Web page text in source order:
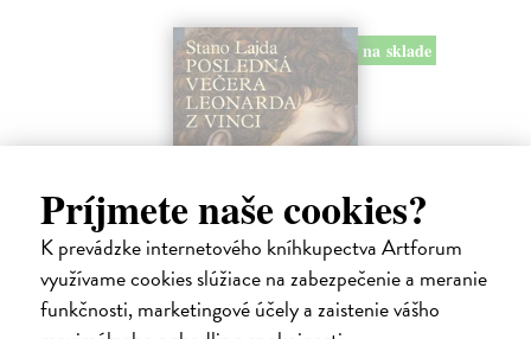
Príjmete naše cookies?
K prevádzke internetového kníhkupectva Artforum
využívame cookies slúžiace na zabezpečenie a meranie
funkčnosti, marketingové účely a zaistenie vášho
na sklade
Posledná večera Leonarda z Vinci
Lajda Stano| Kniha